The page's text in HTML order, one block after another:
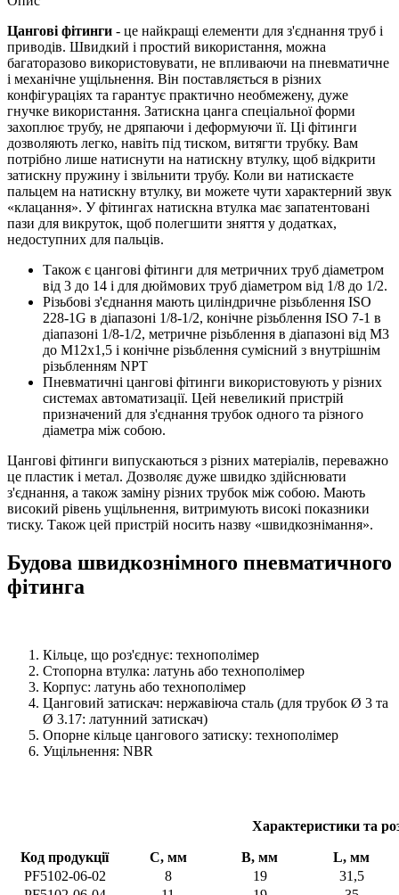
Цангові фітинги - це найкращі елементи для з'єднання труб і
приводів. Швидкий і простий використання, можна
багаторазово використовувати, не впливаючи на пневматичне
і механічне ущільнення. Він поставляється в різних
конфігураціях та гарантує практично необмежену, дуже
гнучке використання. Затискна цанга спеціальної форми
захоплює трубу, не дряпаючи і деформуючи її. Ці фітинги
дозволяють легко, навіть під тиском, витягти трубку. Вам
потрібно лише натиснути на натискну втулку, щоб відкрити
затискну пружину і звільнити трубу. Коли ви натискаєте
пальцем на натискну втулку, ви можете чути характерний звук
«клацання». У фітингах натискна втулка має запатентовані
пази для викруток, щоб полегшити зняття у додатках,
недоступних для пальців.
Також є цангові фітинги для метричних труб діаметром
від 3 до 14 і для дюймових труб діаметром від 1/8 до 1/2.
Різьбові з'єднання мають циліндричне різьблення ISO
228-1G в діапазоні 1/8-1/2, конічне різьблення ISO 7-1 в
діапазоні 1/8-1/2, метричне різьблення в діапазоні від M3
до M12x1,5 і конічне різьблення сумісний з внутрішнім
різьбленням NPT
Пневматичні цангові фітинги використовують у різних
системах автоматизації. Цей невеликий пристрій
призначений для з'єднання трубок одного та різного
діаметра між собою.
Цангові фітинги випускаються з різних матеріалів, переважно
це пластик і метал. Дозволяє дуже швидко здійснювати
з'єднання, а також заміну різних трубок між собою. Мають
високий рівень ущільнення, витримують високі показники
тиску. Також цей пристрій носить назву «швидкознімання».
Будова швидкознімного пневматичного
фітинга
Кільце, що роз'єднує: технополімер
Стопорна втулка: латунь або технополімер
Корпус: латунь або технополімер
Цанговий затискач: нержавіюча сталь (для трубок Ø 3 та
Ø 3.17: латунний затискач)
Опорне кільце цангового затиску: технополімер
Ущільнення: NBR
Характеристики та
Код продукції C, мм В, мм
L, мм
PF5102-06-02
8 19
31,5